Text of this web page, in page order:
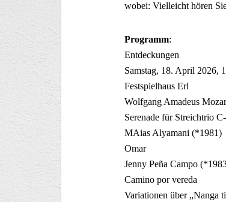
wobei: Vielleicht hören
Programm:
Entdeckungen
Samstag, 18. April 2026,
Festspielhaus Erl
Wolfgang Amadeus
Serenade für Streichtrio
MAias Alyamani (*1981)
Omar
Jenny Peña Campo
Camino por vereda
Variationen über „Nanga